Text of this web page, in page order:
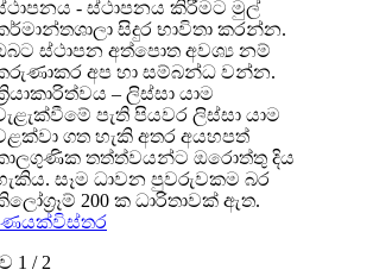
- ස්ථාපනය කිරීමට මුල්
සිදුර භාවිතා කරන්න.
ස්ථාපන අත්පොත අවශ්‍ය නම්
අප හා සම්බන්ධ වන්න.
– ලිස්සා යාම
පැති පියවර ලිස්සා යාම
ගත හැකි අතර අයහපත්
තත්ත්වයන්ට ඔරොත්තු දිය
සෑම ධාවන පුවරුවකම බර
200 ක ධාරිතාවක් ඇත.
විස්තර
1 / 2